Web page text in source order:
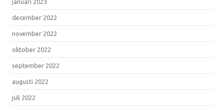
januari 2023
december 2022
november 2022
oktober 2022
september 2022
augusti 2022
juli 2022